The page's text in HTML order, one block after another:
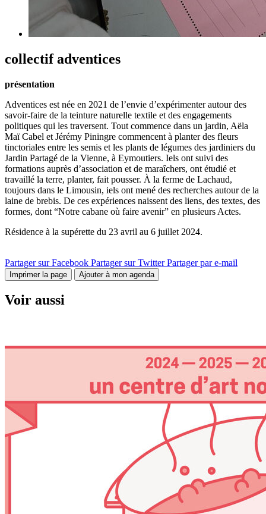
collectif adventices
présentation
Adventices est née en 2021 de l’envie d’expérimenter autour des
savoir-faire de la teinture naturelle textile et des engagements
politiques qui les traversent. Tout commence dans un jardin, Aëla
Maï Cabel et Jérémy Piningre commencent à planter des fleurs
tinctoriales entre les semis et les plants de légumes des jardiniers du
Jardin Partagé de la Vienne, à Eymoutiers. Iels ont suivi des
formations auprès d’association et de maraîchers, ont étudié et
travaillé la terre, planter, fait pousser. À la ferme de Lachaud,
toujours dans le Limousin, iels ont mené des recherches autour de la
laine de brebis. De ces expériences naissent des liens, des textes, des
formes, dont “Notre cabane où faire avenir” en plusieurs Actes.
Résidence à la supérette du 23 avril au 6 juillet 2024.
Partager sur Facebook Partager sur Twitter Partager par e-mail
Imprimer la page Ajouter à mon agenda
Voir aussi